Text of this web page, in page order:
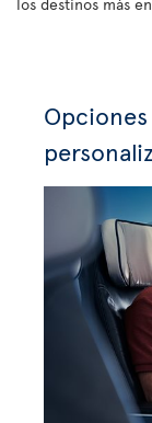
los destinos más